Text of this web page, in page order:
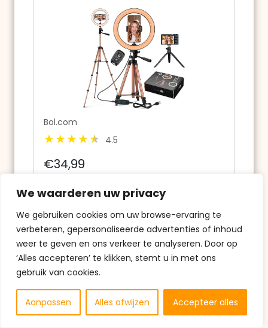
We waarderen uw privacy
We gebruiken cookies om uw browse-ervaring te
verbeteren, gepersonaliseerde advertenties of inhoud
weer te geven en ons verkeer te analyseren. Door op
‘Alles accepteren’ te klikken, stemt u in met ons
gebruik van cookies.
Aanpassen Alles afwijzen Accepteer alles
Bol.com
4.5
€34,99
Studio ME Ringlamp met Statief
Koop nu